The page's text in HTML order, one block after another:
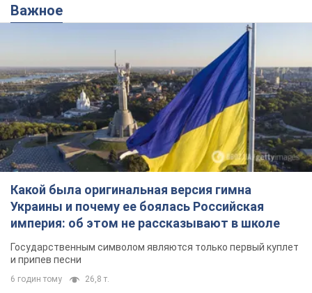
Важное
Какой была оригинальная версия гимна
Украины и почему ее боялась Российская
империя: об этом не рассказывают в школе
Государственным символом являются только первый куплет
и припев песни
6 годин тому 26,8 т.